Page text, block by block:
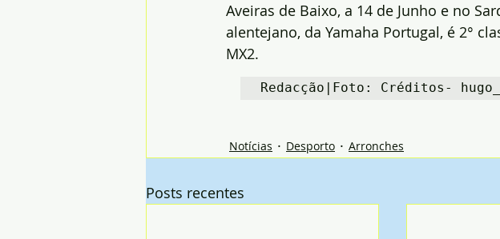
Aveiras de Baixo, a 14 de Junho e no
alentejano, da Yamaha Portugal, é 2°
MX2.
Redacção|Foto: Créditos-
Notícias Desporto Arronches
Posts recentes